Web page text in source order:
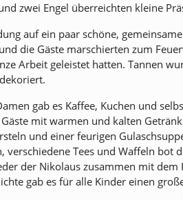
zwei Engel überreichten kleine
auf ein paar schöne,
die Gäste marschierten zum
Arbeit geleistet hatten. Tannen
gab es Kaffee, Kuchen und
mit warmen und kalten
und einer feurigen
verschiedene Tees und Waffeln bot
der Nikolaus zusammen mit
gab es für alle Kinder einen